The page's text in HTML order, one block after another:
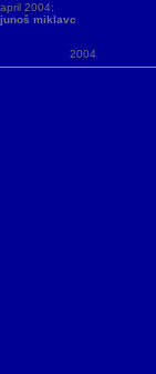
april 2004:
junoš miklavc
2004